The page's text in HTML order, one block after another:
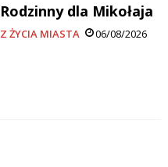
Rodzinny dla Mikołaja
Z ŻYCIA MIASTA 06/08/2026